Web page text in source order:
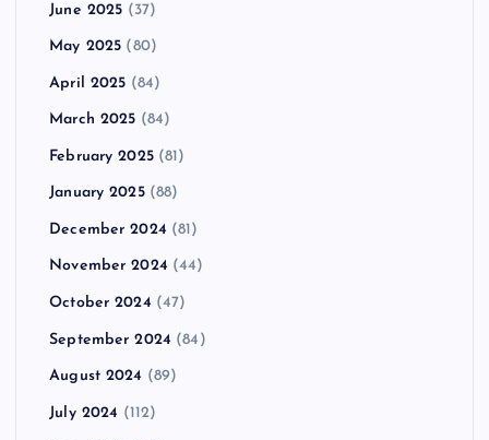
June 2025 (37)
May 2025 (80)
April 2025 (84)
March 2025 (84)
February 2025(81)
January 2025(88)
December 2024 (81)
November 2024 (44)
October 2024 (47)
September 2024 (84)
August 2024 (89)
July 2024 (112)